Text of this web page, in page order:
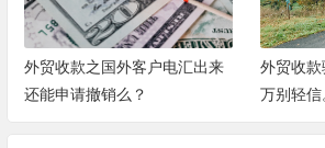
外贸收款之国外客户电汇出来
还能申请撤销么？
外贸收
万别轻信